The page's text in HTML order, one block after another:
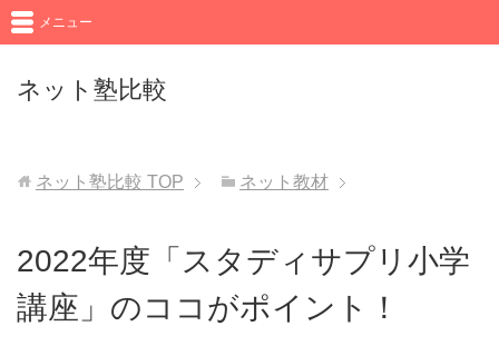
ネット塾比較
メニュー
ネット塾比較 TOP ネット教材
2022年度「スタディサプリ小学
講座」のココがポイント！